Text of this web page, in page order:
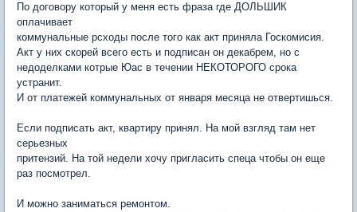
По договору который у меня есть фраза где ДОЛЬШИК
оплачивает
коммунальные рсходы после того как акт приняла Госкомисия.
Акт у них скорей всего есть и подписан он декабрем, но с
недоделками котрые Юас в течении НЕКОТОРОГО срока
устранит.
И от платежей коммунальных от января месяца не отвертишься.
Если подписать акт, квартиру принял. На мой взгляд там нет
серьезных
притензий. На той недели хочу пригласить спеца чтобы он еще
раз посмотрел.
И можно заниматься ремонтом.